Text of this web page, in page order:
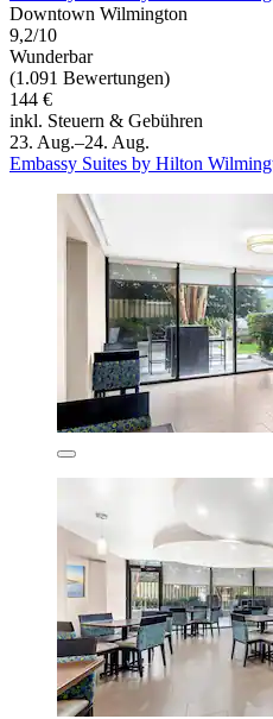
Downtown Wilmington
9,2/10
Wunderbar
(1.091 Bewertungen)
144 €
inkl. Steuern & Gebühren
23. Aug.–24. Aug.
Embassy Suites by Hilton